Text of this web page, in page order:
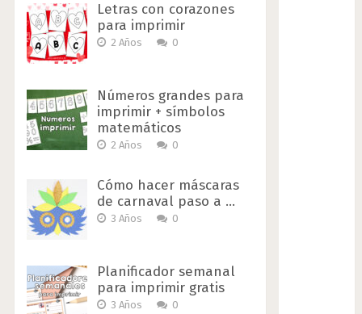
Letras con corazones
para imprimir
2 Años 0
Números grandes para
imprimir + símbolos
matemáticos
2 Años 0
Cómo hacer máscaras
de carnaval paso a …
3 Años 0
Planificador semanal
para imprimir gratis
3 Años 0